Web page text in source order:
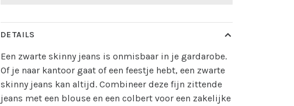
DETAILS
Een zwarte skinny jeans is onmisbaar in je gardarobe.
Of je naar kantoor gaat of een feestje hebt, een zwarte
skinny jeans kan altijd. Combineer deze fijn zittende
jeans met een blouse en een colbert voor een zakelijke